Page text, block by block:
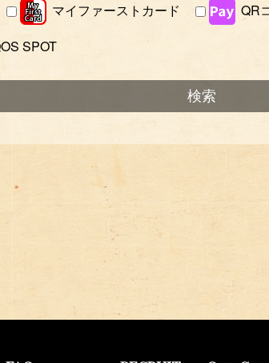
マイファーストカード QR
SPOT